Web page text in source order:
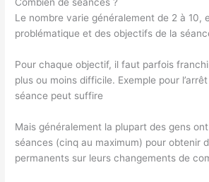
Combien de séances ?
Le nombre varie généralement de 2 à 10,
problématique et des objectifs de la
Pour chaque objectif, il faut parfois
plus ou moins difficile. Exemple pour
séance peut suffire
Mais généralement la plupart des gens
séances (cinq au maximum) pour obtenir
permanents sur leurs changements de